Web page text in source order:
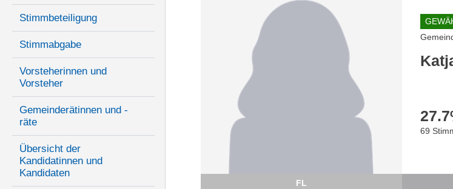
Stimmbeteiligung
Stimmabgabe
Vorsteherinnen und
Vorsteher
Gemeinderätinnen und -
räte
Übersicht der
Kandidatinnen und
Kandidaten
FL
27.7
69